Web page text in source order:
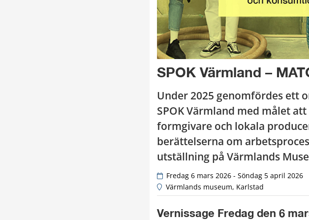
SPOK Värmland –
Under 2025 genomfördes ett
SPOK Värmland med målet
formgivare och lokala
berättelserna om
utställning på Värmlands
Fredag 6 mars 2026 - Söndag 5 april 2026
Värmlands museum, Karlstad
Vernissage Fredag den 6